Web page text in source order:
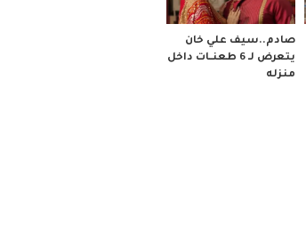
صادم..سيف علي خان
يتعرض لـ 6 طعنــات داخل
منزله